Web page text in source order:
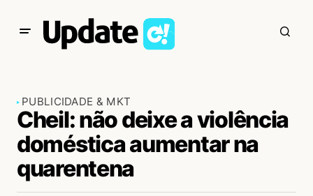
PUBLICIDADE & MKT
Cheil: não deixe a violência
doméstica aumentar na
quarentena